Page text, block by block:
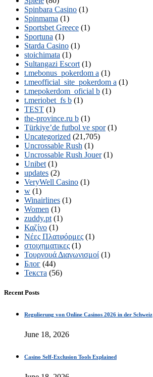
Spinbara Casino (1)
Spinmama (1)
Sportsbet Greece (1)
Sportuna (1)
Starda Casino (1)
stoichimata (1)
Sultangazi Escort (1)
t.mebonus_pokerdom a (1)
t.meofficial_site_pokerdom a (1)
t.mepokerdom_oficial b (1)
t.meriobet_fs b (1)
TEST (1)
the-province.ru b (1)
Türkiye’de futbol ve spor (1)
Uncategorized (21,705)
Uncrossable Rush (1)
Uncrossable Rush Jouer (1)
Unibet (1)
updates (2)
VeryWell Casino (1)
w (1)
Winairlines (1)
Women (1)
zuddy.pt (1)
Καζίνο (1)
Νέες Πλατφόρμες (1)
στοιχηματικες (1)
Τουρνουά Διαγωνισμοί (1)
Блог (44)
Текста (56)
Recent Posts
Regulierung von Online Casinos 2026 in der Schweiz
June 18, 2026
Casino Self-Exclusion Tools Explained